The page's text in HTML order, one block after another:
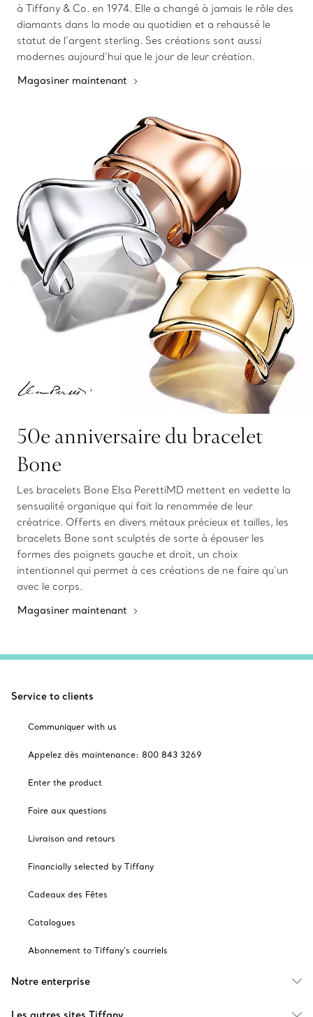
à Tiffany & Co. en 1974. Elle a changé à jamais le rôle des
diamants dans la mode au quotidien et a rehaussé le
statut de l’argent sterling. Ses créations sont aussi
modernes aujourd’hui que le jour de leur création.
Magasiner maintenant
50e anniversaire du bracelet
Bone
Les bracelets Bone Elsa PerettiMD mettent en vedette la
sensualité organique qui fait la renommée de leur
créatrice. Offerts en divers métaux précieux et tailles, les
bracelets Bone sont sculptés de sorte à épouser les
formes des poignets gauche et droit, un choix
intentionnel qui permet à ces créations de ne faire qu’un
avec le corps.
Magasiner maintenant
Service to clients
Communiquer with us
Appelez dès maintenance: 800 843 3269
Enter the product
Foire aux questions
Livraison and retours
Financially selected by Tiffany
Cadeaux des Fêtes
Catalogues
Abonnement to Tiffany's courriels
Notre enterprise